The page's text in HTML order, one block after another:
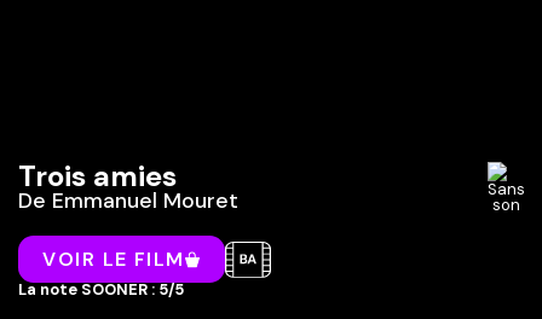
Trois amies
De Emmanuel Mouret
VOIR LE FILM
La note SOONER : 5/5